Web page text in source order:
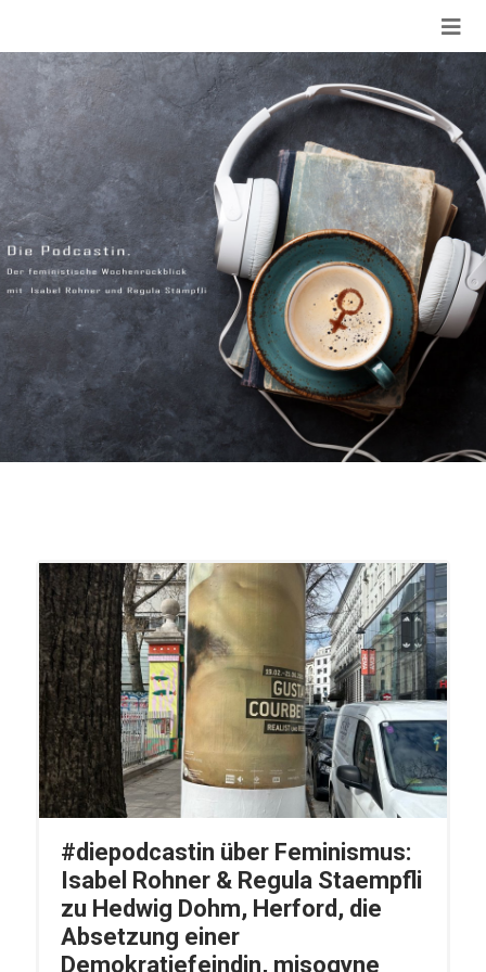
#diepodcastin über Feminismus:
Isabel Rohner & Regula Staempfli
zu Hedwig Dohm, Herford, die
Absetzung einer
Demokratiefeindin, misogyne